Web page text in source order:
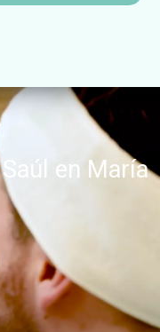
en María